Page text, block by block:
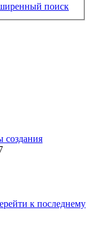
поиск
создания
к последнему